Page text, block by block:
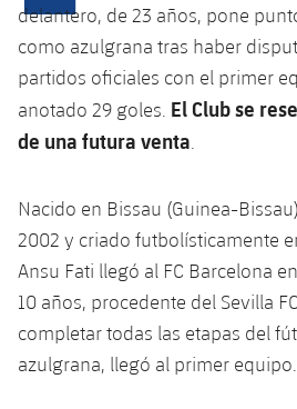
plusicon
más
Instalaciones
Palau Blaugrana
Estadi Johan Cruyff
Barça Cafe
SUB13
SUB12
SUB11 A
SUB11 B
SUB10 A
SUB10 B
SUB9 A
SUB13 B
SUB12 C
Entradas
Gameday Shows
Clasificación
Jugadores
Fotos
Base
Barça Atlètic
Junior
Cadete B
Infantil A
Infantil B
Campus Verano
PLUSICON
MÁS
Primer Equipo
plusicon
más
Calendario
Entradas
Resultados
plusicon
más
Actualidad
Calendario
Resultados
Base
plusicon
más
Actualidad
Juvenil
PLUSICON
MÁS
Primer equipo
plusicon
más
delantero, de 23 años, pone
como azulgrana tras haber
partidos oficiales con el primer
anotado 29 goles. El Club se
de una futura venta
Nacido en Bissau (Guinea-
2002 y criado futbolísticamente
Ansu Fati llegó al FC Barcelona
10 años, procedente del Sevilla
completar todas las etapas del
azulgrana, llegó al primer equipo.